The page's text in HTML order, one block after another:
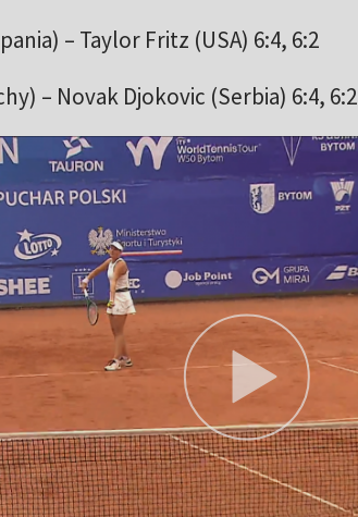
– Taylor Fritz (USA) 6:4, 6:2
– Novak Djokovic (Serbia) 6:4, 6:2